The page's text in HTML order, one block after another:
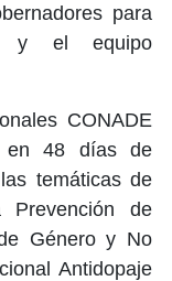
para
y el equipo
CONADE
en 48 días de
temáticas de
Prevención de
Género y No
Antidopaje